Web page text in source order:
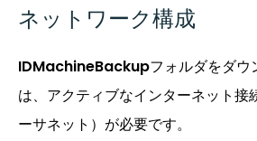
ネットワーク構成
IDMachineBackupフォルダをダウ
は、アクティブなインターネット接
ーサネット）が必要です。